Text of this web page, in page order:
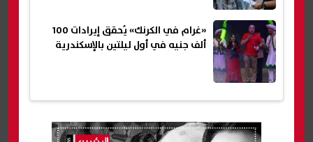
«غرام في الكرنك» يُحقق إيرادات 100
ألف جنيه في أول ليلتين بالإسكندرية